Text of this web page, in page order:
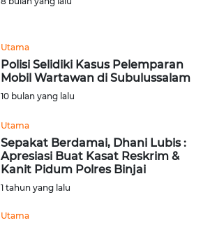
Utama
Polisi Selidiki Kasus Pelemparan
Mobil Wartawan di Subulussalam ‎
10 bulan yang lalu
Utama
Sepakat Berdamai, Dhani Lubis :
Apresiasi Buat Kasat Reskrim &
Kanit Pidum Polres Binjai
1 tahun yang lalu
Utama